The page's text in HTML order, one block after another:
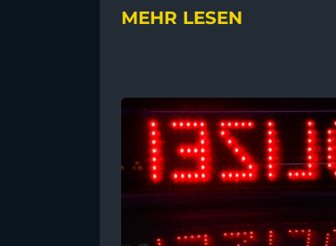
MEHR LESEN